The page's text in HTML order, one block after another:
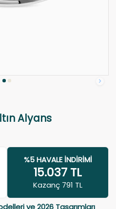
Alyans
%5 HAVALE İNDIRIMI
15.037 TL
Kazanç 791 TL
ve 2026 Tasarımları